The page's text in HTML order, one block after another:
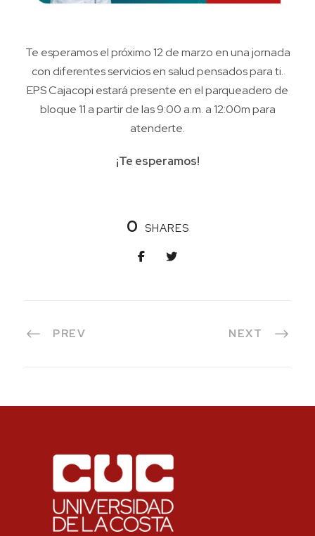
Te esperamos el próximo 12 de marzo en una jornada
con diferentes servicios en salud pensados para ti.
EPS Cajacopi estará presente en el parqueadero de
bloque 11 a partir de las 9:00 a.m. a 12:00m para
atenderte.
¡Te esperamos!
0 SHARES
PREV NEXT